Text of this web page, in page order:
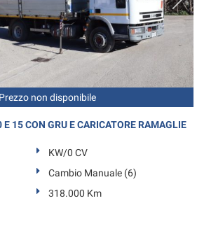
Prezzo non disponibile
E 15 CON GRU E CARICATORE RAMAGLIE
KW/0 CV
Cambio Manuale (6)
318.000 Km